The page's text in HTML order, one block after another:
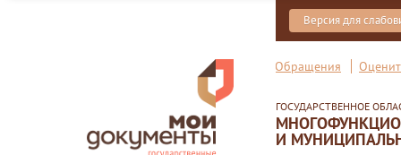
Версия для
Обращения
ГОСУДАРСТВЕННОЕ
И